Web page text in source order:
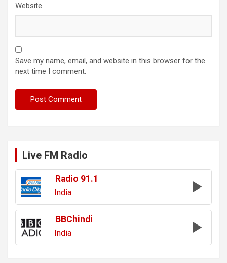
Website
Save my name, email, and website in this browser for the
next time I comment.
Live FM Radio
Radio 91.1
India
BBChindi
India